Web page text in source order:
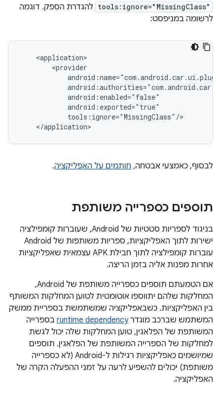
tools:ignore="MissingClass" להגדרת הספק. דוגמה
לרשומה במניפסט:
לבסוף, כאמצעי אבטחה, חותמים על האפליקציה.
תוספים כספרייה משותפת
בניגוד לספריות סטטיות של Android, שעוברות קומפילציה
ישירות לתוך האפליקציות, ספריות משותפות של Android
עוברות קומפילציה לתוך חבילת APK עצמאית שאפליקציות
אחרות מפנות אליה בזמן הריצה.
אם הטמעתם תוספים כספרייה משותפת של Android,
המחלקות שלהם יתווספו אוטומטית לטוען המחלקות המשותף
בין האפליקציות. כשבאפליקציה שמשתמשת בספריית ממשק
המשתמש שברכב מוגדרruntime dependency בספרייה
המשותפת של הפלאגין, טוען המחלקות שלה יכול לגשת
למחלקות של הספרייה המשותפת של הפלאגין. תוספים
שמיושמים כאפליקציות רגילות ל-Android (לא כספרייה
משותפת) יכולים להשפיע לרעה על זמני ההפעלה הקרה של
האפליקציה.